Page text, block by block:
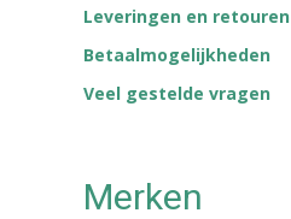
Leveringen en retouren
Betaalmogelijkheden
Veel gestelde vragen
Merken